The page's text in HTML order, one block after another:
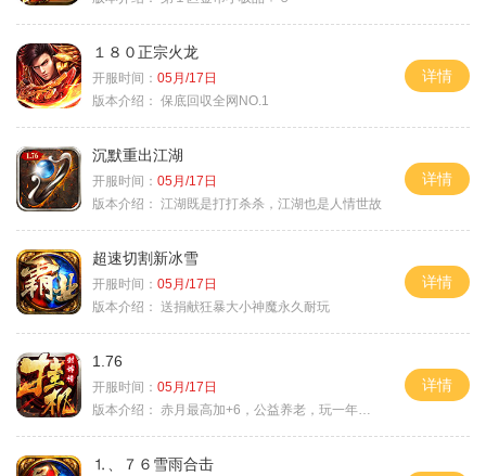
１８０正宗火龙
开服时间： 05月/17日
版本介绍： 保底回収全网NO.1
详情
沉默重出江湖
开服时间： 05月/17日
版本介绍： 江湖既是打打杀杀，江湖也是人情世故
详情
超速切割新冰雪
开服时间： 05月/17日
版本介绍： 送捐献狂暴大小神魔永久耐玩
详情
1.76
开服时间： 05月/17日
版本介绍： 赤月最高加+6，公益养老，玩一年不腻，屠龙
详情
⒈、７６雪雨合击